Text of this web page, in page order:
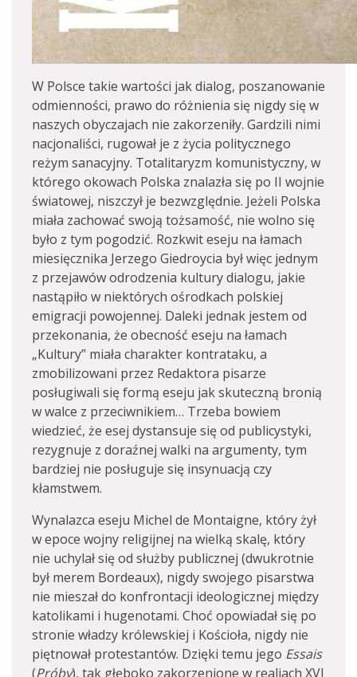
W Polsce takie wartości jak dialog, poszanowanie
odmienności, prawo do różnienia się nigdy się w
naszych obyczajach nie zakorzeniły. Gardzili nimi
nacjonaliści, rugował je z życia politycznego
reżym sanacyjny. Totalitaryzm komunistyczny, w
którego okowach Polska znalazła się po II wojnie
światowej, niszczył je bezwzględnie. Jeżeli Polska
miała zachować swoją tożsamość, nie wolno się
było z tym pogodzić. Rozkwit eseju na łamach
miesięcznika Jerzego Giedroycia był więc jednym
z przejawów odrodzenia kultury dialogu, jakie
nastąpiło w niektórych ośrodkach polskiej
emigracji powojennej. Daleki jednak jestem od
przekonania, że obecność eseju na łamach
„Kultury” miała charakter kontrataku, a
zmobilizowani przez Redaktora pisarze
posługiwali się formą eseju jak skuteczną bronią
w walce z przeciwnikiem… Trzeba bowiem
wiedzieć, że esej dystansuje się od publicystyki,
rezygnuje z doraźnej walki na argumenty, tym
bardziej nie posługuje się insynuacją czy
kłamstwem.
Wynalazca eseju Michel de Montaigne, który żył
w epoce wojny religijnej na wielką skalę, który
nie uchylał się od służby publicznej (dwukrotnie
był merem Bordeaux), nigdy swojego pisarstwa
nie mieszał do konfrontacji ideologicznej między
katolikami i hugenotami. Choć opowiadał się po
stronie władzy królewskiej i Kościoła, nigdy nie
piętnował protestantów. Dzięki temu jego Essais
(Próby), tak głęboko zakorzenione w realiach XVI